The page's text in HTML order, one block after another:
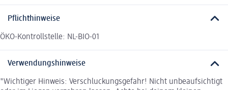
Pflichthinweise
ÖKO-Kontrollstelle: NL-BIO-01
Verwendungshinweise
"Wichtiger Hinweis: Verschluckungsgefahr! Nicht unbeaufsichtigt